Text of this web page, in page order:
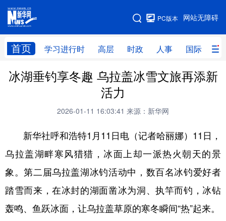
网站无障碍
PC版本
首页 学习进行时 高层 时政 人事 国际 财
网站地图
学习进行时 高层 时政 人事
科技 科创 量子 体育
书画 健康 军事
法律 中央文件 金融 汽车
冰湖垂钓享冬趣 乌拉盖冰雪文旅再添新
活力
2026-01-11 16:03:41 来源：新华网
新华社呼和浩特1月11日电（记者哈丽娜）11日，
乌拉盖湖畔寒风猎猎，冰面上却一派热火朝天的景
象。第二届乌拉盖湖冰钓活动中，数百名冰钓爱好者
踏雪而来，在冰封的湖面凿冰为洞、执竿而钓，冰钻
轰鸣、鱼跃冰面，让乌拉盖草原的寒冬瞬间“热”起来。